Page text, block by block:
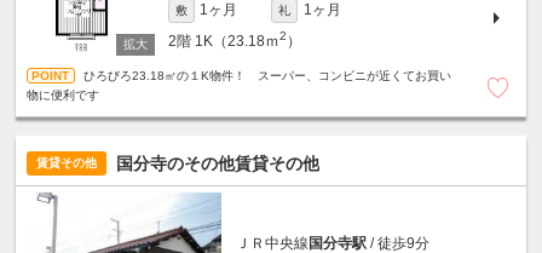
敷 1ヶ月 礼
1ヶ月
2階 1K（23.18ｍ2 ）
ひろびろ23.18㎡の１K物件！ スーパー、コンビニが近くてお買い
物に便利です
賃貸その他 国分寺のその他賃貸その他
ＪＲ中央線国分寺駅 / 徒歩9分